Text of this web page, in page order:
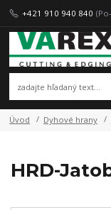
+421 910 940 840
Úvod Dyhové hrany
HRD-